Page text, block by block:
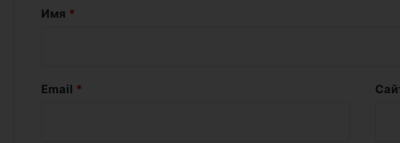
а
й
Имя *
Email *